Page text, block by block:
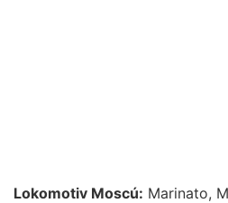
Lokomotiv Moscú: Marinato,